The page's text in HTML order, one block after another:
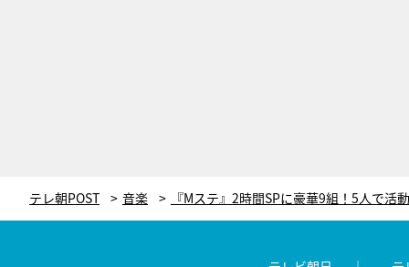
テレ朝POST 音楽